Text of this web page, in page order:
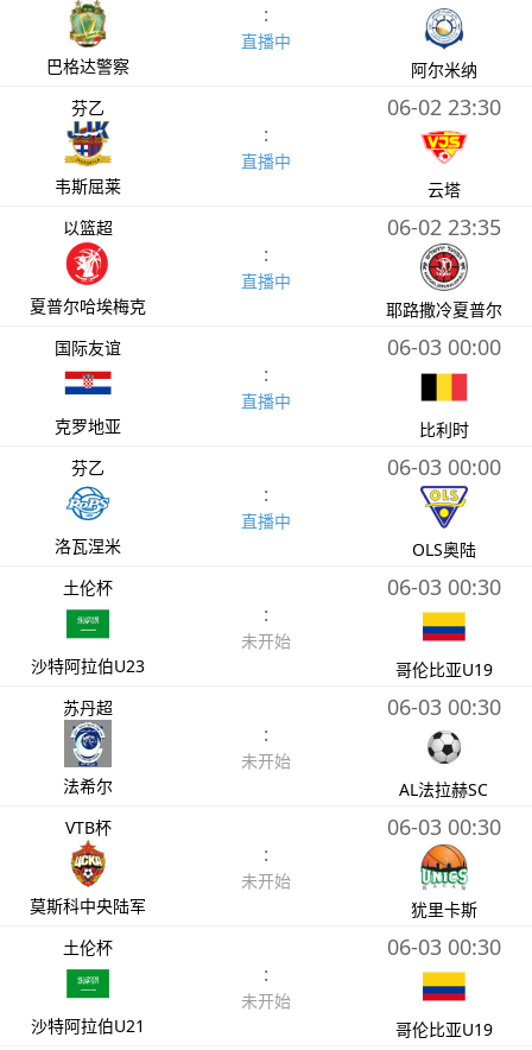
巴格达警察
:
直播中
阿尔米纳
芬乙
韦斯屈莱
:
直播中
06-02 23:30
云塔
以篮超
夏普尔哈埃梅克
:
直播中
06-02 23:35
耶路撒冷夏普尔
国际友谊
克罗地亚
:
直播中
06-03 00:00
比利时
芬乙
洛瓦涅米
:
直播中
06-03 00:00
OLS奥陆
土伦杯
沙特阿拉伯U23
:
未开始
06-03 00:30
哥伦比亚U19
苏丹超
法希尔
:
未开始
06-03 00:30
AL法拉赫SC
VTB杯
莫斯科中央陆军
:
未开始
06-03 00:30
犹里卡斯
土伦杯
沙特阿拉伯U21
:
未开始
06-03 00:30
哥伦比亚U19